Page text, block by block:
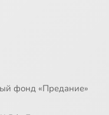
фонд «Предание»